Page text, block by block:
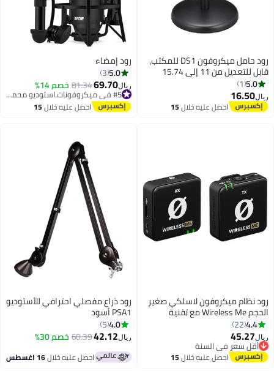
رود حامل ميكروفون DS1 للمكتب،
قابل للتعديل من 11 إلى 15.74
بوصة
5.0
1
ريال16.50
احصل عليه خلال15
رود إمضاء
5.0
3
ريال69.70
81.34خصم 14%
#5 في ميكروفونات استوديو محمولة
احصل عليه خلال15
رود نظام ميكروفون لاسلكي صغير
الحجم Wireless Me مع تقنية
لإجراء المقابلات في صناعة الأفلام
وإنشاء المحتوى
4.4
22
ريال45.27
أقل سعر في السنة
أقل سعر في السنة
احصل عليه خلال15
رود ذراع مفصلي احترافي للأستوديو
PSA1 أسود
4.0
5
ريال42.12
60.39خصم 30%
احصل عليه خلال16 اغسطس